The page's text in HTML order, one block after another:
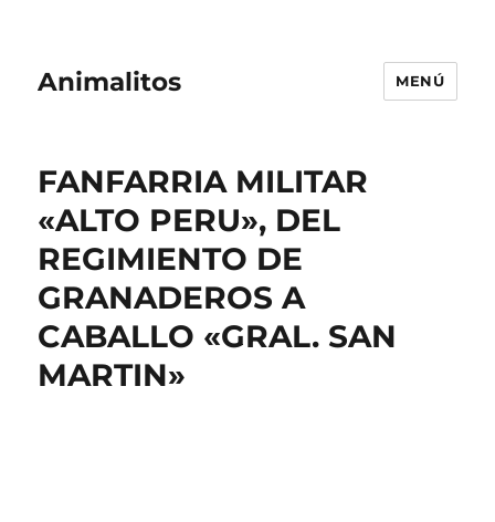
Animalitos MENÚ
FANFARRIA MILITAR
«ALTO PERU», DEL
REGIMIENTO DE
GRANADEROS A
CABALLO «GRAL. SAN
MARTIN»